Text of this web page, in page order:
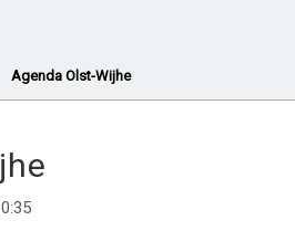
Agenda Olst-Wijhe